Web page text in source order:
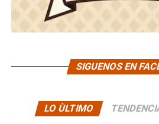
SIGUENOS EN
LO ÙLTIMO